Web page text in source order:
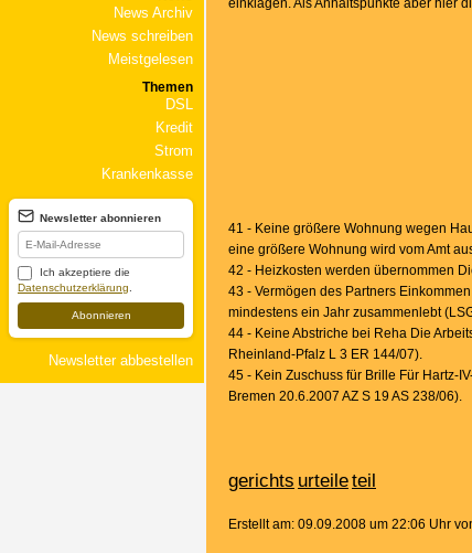
News Archiv
News schreiben
Meistgelesen
Themen
DSL
Kredit
Strom
Krankenkasse
Newsletter abonnieren
Ich akzeptiere die
Datenschutzerklärung
Abonnieren
Newsletter abbestellen
einklagen. Als Anhaltspunkte aber hier
41 - Keine größere Wohnung wegen
eine größere Wohnung wird vom Amt
42 - Heizkosten werden übernommen
43 - Vermögen des Partners
mindestens ein Jahr zusammenlebt
44 - Keine Abstriche bei Reha Die
Rheinland-Pfalz L 3 ER 144/07).
45 - Kein Zuschuss für Brille Für Hartz-
Bremen 20.6.2007 AZ S 19 AS 238/06).
gerichts urteileteil
Erstellt am: 09.09.2008 um 22:06 Uhr